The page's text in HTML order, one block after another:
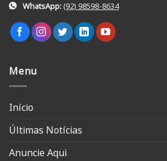
WhatsApp:(92) 98598-8634
Menu
Início
Últimas Notícias
Anuncie Aqui